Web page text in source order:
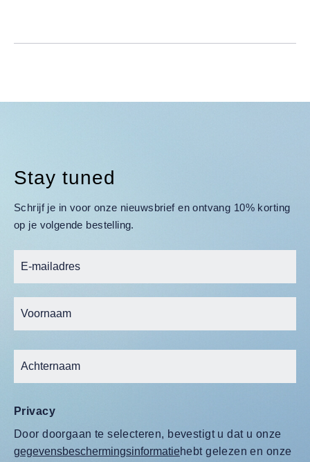
Stay tuned
Schrijf je in voor onze nieuwsbrief en ontvang 10% korting
op je volgende bestelling.
Privacy
Door doorgaan te selecteren, bevestigt u dat u onze
gegevensbeschermingsinformatiehebt gelezen en onze